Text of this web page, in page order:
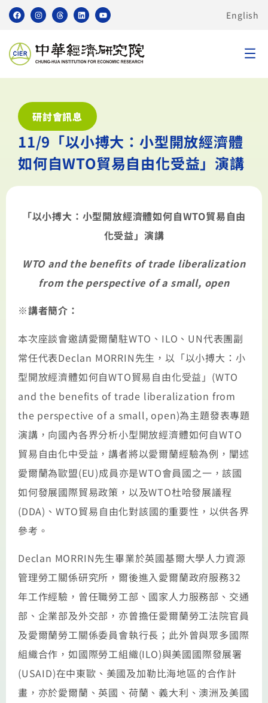
English
研討會訊息
11/9「以小搏大：小型開放經濟體
如何自WTO貿易自由化受益」演講
「以小搏大：小型開放經濟體如何自WTO貿易自由
化受益」演講
WTO and the benefits of trade liberalization
from the perspective of a small, open
※講者簡介：
本次座談會邀請愛爾蘭駐WTO、ILO、UN代表團副
常任代表Declan MORRIN先生，以「以小搏大：小
型開放經濟體如何自WTO貿易自由化受益」(WTO
and the benefits of trade liberalization from
the perspective of a small, open)為主題發表專題
演講，向國內各界分析小型開放經濟體如何自WTO
貿易自由化中受益，講者將以愛爾蘭經驗為例，闡述
愛爾蘭為歐盟(EU)成員亦是WTO會員國之一，該國
如何發展國際貿易政策，以及WTO杜哈發展議程
(DDA)、WTO貿易自由化對該國的重要性，以供各界
參考。
Declan MORRIN先生畢業於英國基爾大學人力資源
管理勞工關係研究所，爾後進入愛爾蘭政府服務32
年工作經驗，曾任職勞工部、國家人力服務部、交通
部、企業部及外交部，亦曾擔任愛爾蘭勞工法院官員
及愛爾蘭勞工關係委員會執行長；此外曾與眾多國際
組織合作，如國際勞工組織(ILO)與美國國際發展署
(USAID)在中東歐、美國及加勒比海地區的合作計
畫，亦於愛爾蘭、英國、荷蘭、義大利、澳洲及美國